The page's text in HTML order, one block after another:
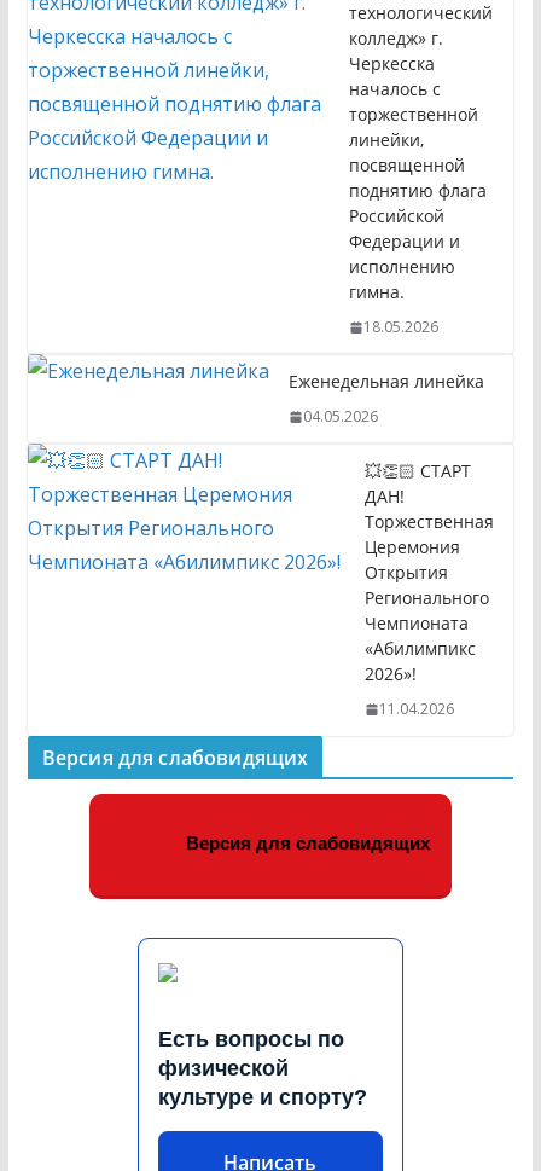
технологический
колледж» г.
Черкесска
началось с
торжественной
линейки,
посвященной
поднятию флага
Российской
Федерации и
исполнению
гимна.
18.05.2026
Еженедельная линейка
04.05.2026
💥👏🏻 СТАРТ
ДАН!
Торжественная
Церемония
Открытия
Регионального
Чемпионата
«Абилимпикс
2026»!
11.04.2026
Версия для слабовидящих
Версия для слабовидящих
Есть вопросы по
физической
культуре и спорту?
Написать